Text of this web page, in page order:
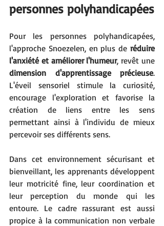
personnes polyhandicapées
Pour les personnes polyhandicapées,
l'approche Snoezelen, en plus de réduire
l'anxiété et améliorer l'humeur
dimension d'apprentissage précieuse.
L'éveil sensoriel stimule la curiosité,
encourage l'exploration et favorise la
création de liens entre les sens
permettant ainsi à l'individu de mieux
percevoir ses différents sens.
Dans cet environnement sécurisant et
bienveillant, les apprenants développent
leur motricité fine, leur coordination et
leur perception du monde qui les
entoure. Le cadre rassurant est aussi
propice à la communication non verbale